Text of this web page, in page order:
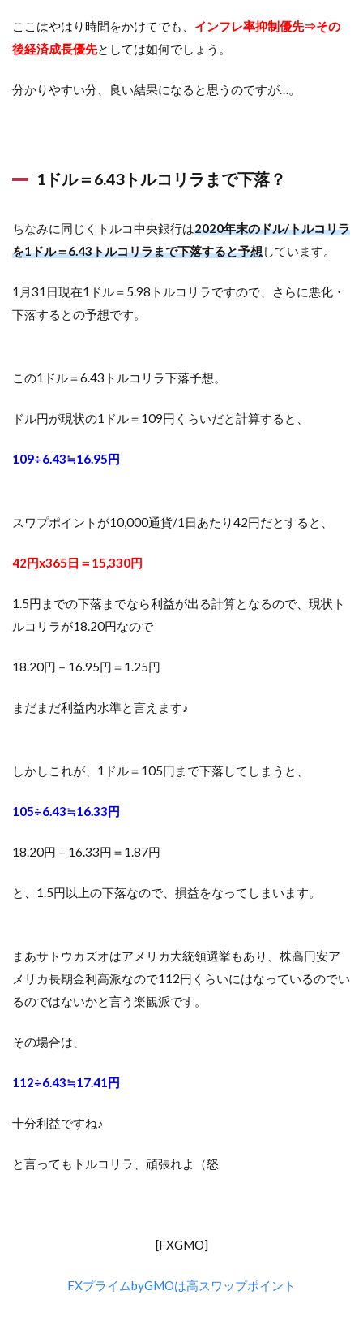
ここはやはり時間をかけてでも、 インフレ率抑制優先⇒その
後経済成長優先としては如何でしょう。
分かりやすい分、良い結果になると思うのですが…。
1ドル＝6.43トルコリラまで下落？
ちなみに同じくトルコ中央銀行は2020年末のドル/トルコリラ
を1ドル＝6.43トルコリラまで下落すると予想しています。
1月31日現在1ドル＝5.98トルコリラですので、さらに悪化・
下落するとの予想です。
この1ドル＝6.43トルコリラ下落予想。
ドル円が現状の1ドル＝109円くらいだと計算すると、
109÷6.43≒16.95円
スワプポイントが10,000通貨/1日あたり42円だとすると、
42円x365日＝15,330円
1.5円までの下落までなら利益が出る計算となるので、現状ト
ルコリラが18.20円なので
18.20円－16.95円＝1.25円
まだまだ利益内水準と言えます♪
しかしこれが、1ドル＝105円まで下落してしまうと、
105÷6.43≒16.33円
18.20円－16.33円＝1.87円
と、1.5円以上の下落なので、損益をなってしまいます。
まあサトウカズオはアメリカ大統領選挙もあり、株高円安ア
メリカ長期金利高派なので112円くらいにはなっているのでい
るのではないかと言う楽観派です。
その場合は、
112÷6.43≒17.41円
十分利益ですね♪
と言ってもトルコリラ、頑張れよ（怒
[FXGMO]
FXプライムbyGMOは高スワップポイント